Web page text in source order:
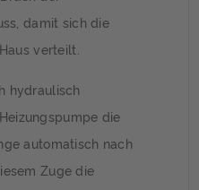
damit sich die
verteilt.
hydraulisch
die
automatisch nach
Zuge die